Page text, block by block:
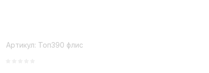
Артикул: Топ390 флис